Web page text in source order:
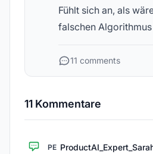
Fühlt sich an, als
falschen
11 comments
11 Kommentare
PE